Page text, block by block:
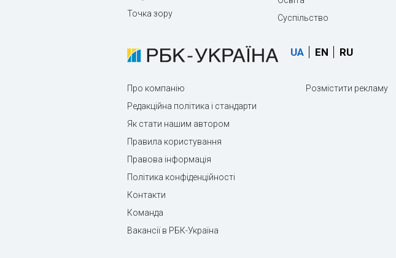
Точка зору
Суспільство
UA EN RU
Про компанію
Редакційна політика і стандарти
Як стати нашим автором
Правила користування
Правова інформація
Політика конфіденційності
Контакти
Команда
Вакансії в РБК-Україна
Розмістити рекламу